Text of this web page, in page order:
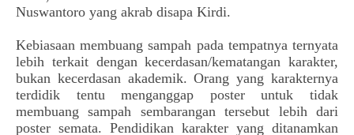
Nuswantoro yang akrab disapa Kirdi.
Kebiasaan membuang sampah pada tempatnya ternyata
lebih terkait dengan kecerdasan/kematang­an karakter,
bukan kecerdasan akademik. Orang yang karakternya
terdidik tentu menganggap poster untuk tidak
membuang sampah sembarangan tersebut lebih dari
poster semata. Pendidikan karakter yang ditanamkan